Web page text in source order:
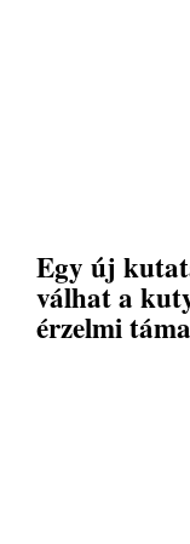
Egy új
válhat a
érzelmi